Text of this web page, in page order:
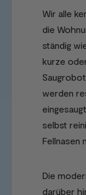
Wir alle
die
ständig
kurze
werden
selbst
Fellnasen
Die
darüber